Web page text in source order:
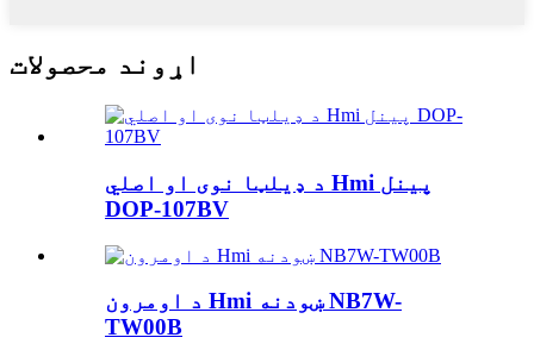
اړوند محصولات
د ډیلټا نوی او اصلي Hmi پینل
DOP-107BV
د اومرون Hmi ښودنه NB7W-
TW00B